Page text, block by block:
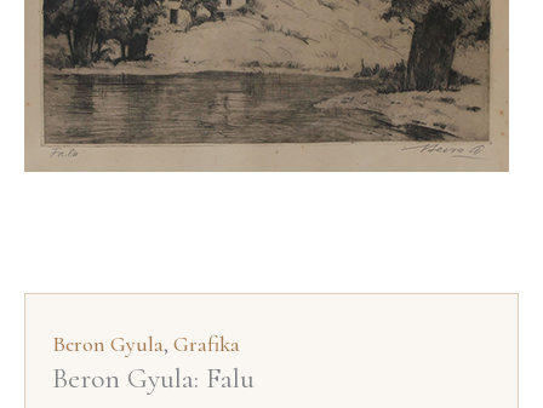
Beron Gyula, Grafika
Beron Gyula: Falu